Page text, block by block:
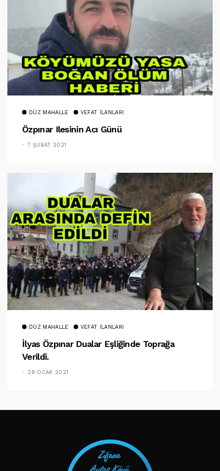
DÜZ MAHALLE VEFAT İLANLARI
Özpınar Ilesinin Acı Günü
7 ŞUBAT 2021
DÜZ MAHALLE VEFAT İLANLARI
İlyas Özpınar Dualar Eşliğinde Toprağa
Verildi.
28 OCAK 2021
TAKIP ET